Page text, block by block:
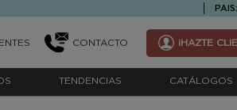
PAIS:
CONTACTO ¡HAZTE
TENDENCIAS CATÁLOGOS